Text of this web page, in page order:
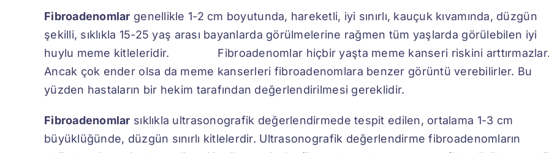
Fibroadenomlar genellikle 1-2 cm boyutunda, hareketli, iyi sınırlı, kauçuk kıvamında, düzgün
şekilli, sıklıkla 15-25 yaş arası bayanlarda görülmelerine rağmen tüm yaşlarda görülebilen iyi
huylu meme kitleleridir. Fibroadenomlar hiçbir yaşta meme kanseri riskini arttırmazlar.
Ancak çok ender olsa da meme kanserleri fibroadenomlara benzer görüntü verebilirler. Bu
yüzden hastaların bir hekim tarafından değerlendirilmesi gereklidir.
Fibroadenomlar sıklıkla ultrasonografik değerlendirmede tespit edilen, ortalama 1-3 cm
büyüklüğünde, düzgün sınırlı kitlelerdir. Ultrasonografik değerlendirme fibroadenomların